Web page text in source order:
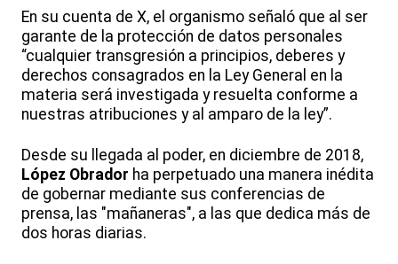
En su cuenta de X, el organismo señaló que al ser
garante de la protección de datos personales
“cualquier transgresión a principios, deberes y
derechos consagrados en la Ley General en la
materia será investigada y resuelta conforme a
nuestras atribuciones y al amparo de la ley”.
Desde su llegada al poder, en diciembre de 2018,
López Obrador ha perpetuado una manera inédita
de gobernar mediante sus conferencias de
prensa, las "mañaneras", a las que dedica más de
dos horas diarias.